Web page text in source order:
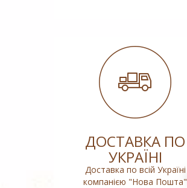
ДОСТАВКА ПО
УКРАЇНІ
Доставка по всій Україні
компанією "Нова Пошта"